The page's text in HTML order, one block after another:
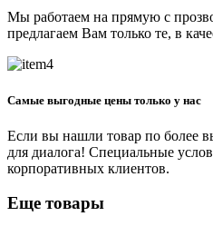
Мы работаем на прямую с
предлагаем Вам только те, в
Самые выгодные цены только у нас
Если вы нашли товар по более
для диалога! Специальные
корпоративных клиентов.
Еще товары